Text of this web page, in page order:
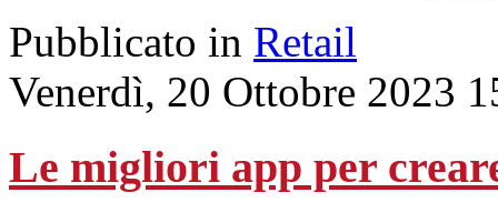
Pubblicato in Retail
Venerdì, 20 Ottobre 2023
Le migliori app per